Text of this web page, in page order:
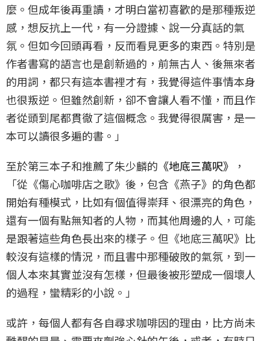
麼。但成年後再重讀，才明白當初喜歡的是那種叛逆
感，想反抗上一代，有一分證據、說一分真話的氣
氛。但如今回頭再看，反而看見更多的東西。特別是
作者書寫的語言也是創新過的，前無古人、後無來者
的用詞，都只有這本書裡才有，我覺得這件事情本身
也很叛逆。但雖然創新，卻不會讓人看不懂，而且作
者從頭到尾都貫徹了這個概念。我覺得很厲害，是一
本可以讀很多遍的書。」
至於第三本子和推薦了朱少麟的 《地底三萬呎》
，
「從《傷心咖啡店之歌》後，包含《燕子》的角色都
開始有種模式，比如有個值得崇拜、很漂亮的角色，
還有一個有點無知者的人物，而其他周邊的人，可能
是跟著這些角色長出來的樣子。但《地底三萬呎》比
較沒有這樣的情況，而且書中那種破敗的氣氛，到一
個人本來其實並沒有怎樣，但最後被形塑成一個壞人
的過程，蠻精彩的小說。」
或許，每個人都有各自尋求咖啡因的理由，比方尚未